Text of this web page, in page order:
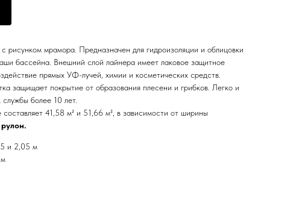
рисунком мрамора. Предназначен для гидроизоляции и облицовки
бассейна. Внешний слой лайнера имеет лаковое защитное
прямых УФ-лучей, химии и косметических средств.
защищает покрытие от образования плесени и грибков. Легко и
более 10 лет.
41,58 м² и 51,66 м², в зависимости от ширины
и 2,05 м